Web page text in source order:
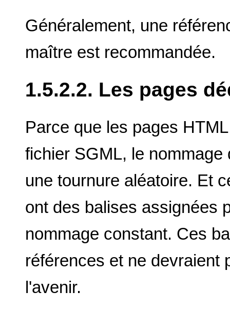
Généralement, une
maître est recommandée.
1.5.2.2. Les pages
Parce que les pages
fichier SGML, le
une tournure aléatoire. Et
ont des balises assignées
nommage constant. Ces
références et ne devraient
l'avenir.